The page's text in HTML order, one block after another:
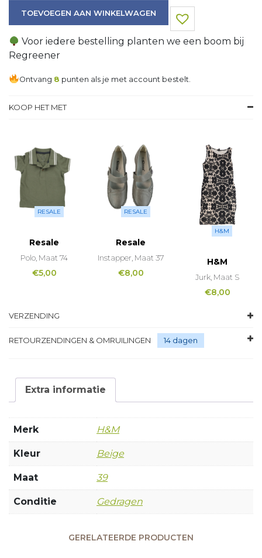
TOEVOEGEN AAN WINKELWAGEN
Voor iedere bestelling planten we een boom bij
Regreener
Ontvang 8 punten als je met account bestelt.
KOOP HET MET
RESALE
Resale
Polo, Maat 74
€5,00
RESALE
Resale
Instapper, Maat 37
€8,00
H&M
H&M
Jurk, Maat S
€8,00
VERZENDING
RETOURZENDINGEN & OMRUILINGEN 14 dagen
Extra informatie
Merk H&M
Kleur Beige
Maat 39
Conditie Gedragen
GERELATEERDE PRODUCTEN